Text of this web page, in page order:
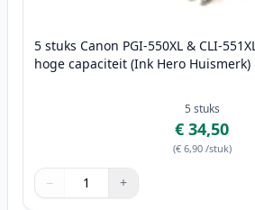
5 stuks Canon PGI-550XL & CLI-
hoge capaciteit (Ink Hero Huismerk)
5 stuks
€ 34,50
(€ 6,90 /stuk)
Aantal
Gebruik de knoppen om aan te
− +
Aantal 1